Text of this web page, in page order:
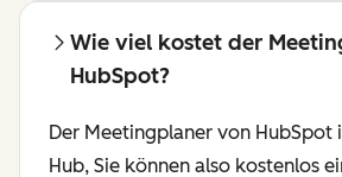
Wie viel kostet der
HubSpot?
Der Meetingplaner von HubSpot
Hub, Sie können also kostenlos